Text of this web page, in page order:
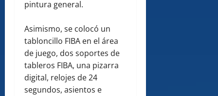
pintura general.
Asimismo, se colocó un
tabloncillo FIBA en el área
de juego, dos soportes de
tableros FIBA, una pizarra
digital, relojes de 24
segundos, asientos e